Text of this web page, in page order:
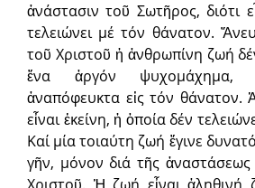
ἀνάστασιν τοῦ Σωτῆρος, διότι
τελειώνει μέ τόν θάνατον.
τοῦ Χριστοῦ ἡ ἀνθρωπίνη ζωή
ἕνα ἀργόν ψυχομάχημα,
ἀναπόφευκτα εἰς τόν θάνατον.
εἶναι ἐκείνη, ἡ ὁποία δέν
Καί μία τοιαύτη ζωή ἔγινε
γῆν, μόνον διά τῆς